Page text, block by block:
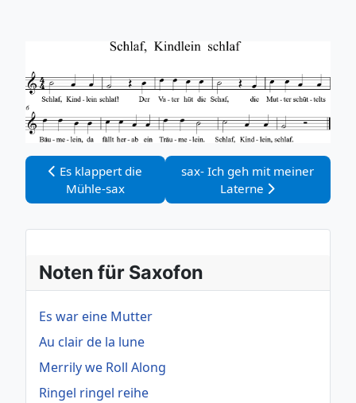
Vorheriger Beitrag: Es klappert die Mühle-sax
Es klappert die
Mühle-sax
Nächster Beitrag: sax- Ich
sax- Ich geh mit meiner
Laterne
Noten für Saxofon
Es war eine Mutter
Au clair de la lune
Merrily we Roll Along
Ringel ringel reihe